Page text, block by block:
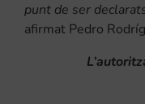
punt de ser
afirmat Pedro